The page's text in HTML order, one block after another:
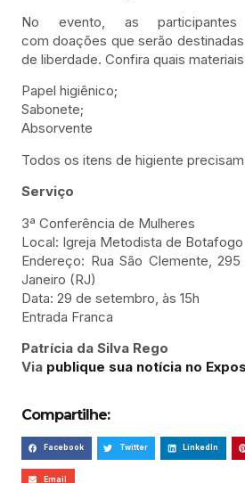
No evento, as participantes
com doações que serão
de liberdade. Confira quais
Papel higiênico;
Sabonete;
Absorvente
Todos os itens de higiente
Serviço
3ª Conferência de Mulheres
Local: Igreja Metodista de Botafogo
Endereço: Rua São Clemente,
Janeiro (RJ)
Data: 29 de setembro, às 15h
Entrada Franca
Patrícia da Silva Rego
Via publique sua notícia no
Compartilhe:
Facebook Twitter LinkedIn
Email